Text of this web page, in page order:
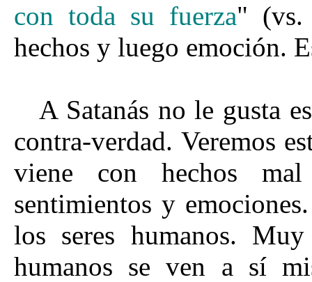
con toda su fuerza" (vs.
hechos y luego emoción.
A Satanás no le gusta
contra-verdad. Veremos
viene con hechos
sentimientos y
los seres humanos.
humanos se ven a sí